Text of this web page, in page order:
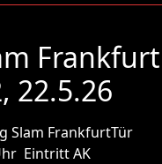
Frankfurt
22.5.26
Slam FrankfurtTür
Eintritt AK